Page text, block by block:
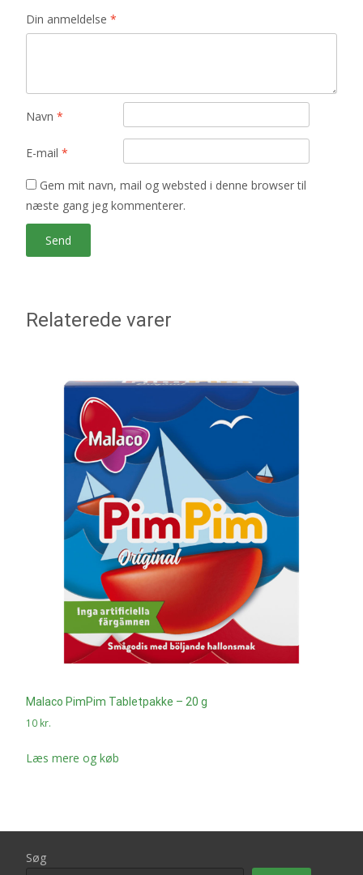
Din anmeldelse *
Navn *
E-mail *
Gem mit navn, mail og websted i denne browser til
næste gang jeg kommenterer.
Relaterede varer
Malaco PimPim Tabletpakke – 20 g
10 kr.
Læs mere og køb
Søg